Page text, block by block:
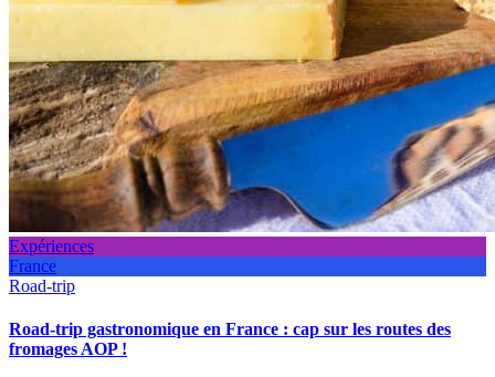
Expériences
France
Road-trip
Road-trip gastronomique en France : cap sur les routes des
fromages AOP !